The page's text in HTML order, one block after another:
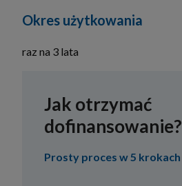
Okres użytkowania
raz na 3 lata
Jak otrzymać
dofinansowanie?
Prosty proces w 5 krokach